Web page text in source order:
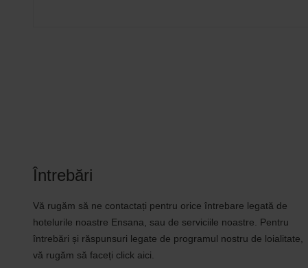
Întrebări
Vă rugăm să ne contactați pentru orice întrebare legată de
hotelurile noastre Ensana, sau de serviciile noastre. Pentru
întrebări și răspunsuri legate de programul nostru de loialitate,
vă rugăm să faceți click aici.